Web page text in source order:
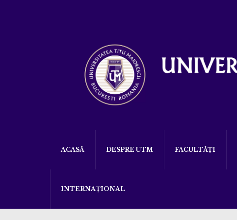
ACASĂ DESPRE UTM FACULTĂȚI
INTERNAȚIONAL